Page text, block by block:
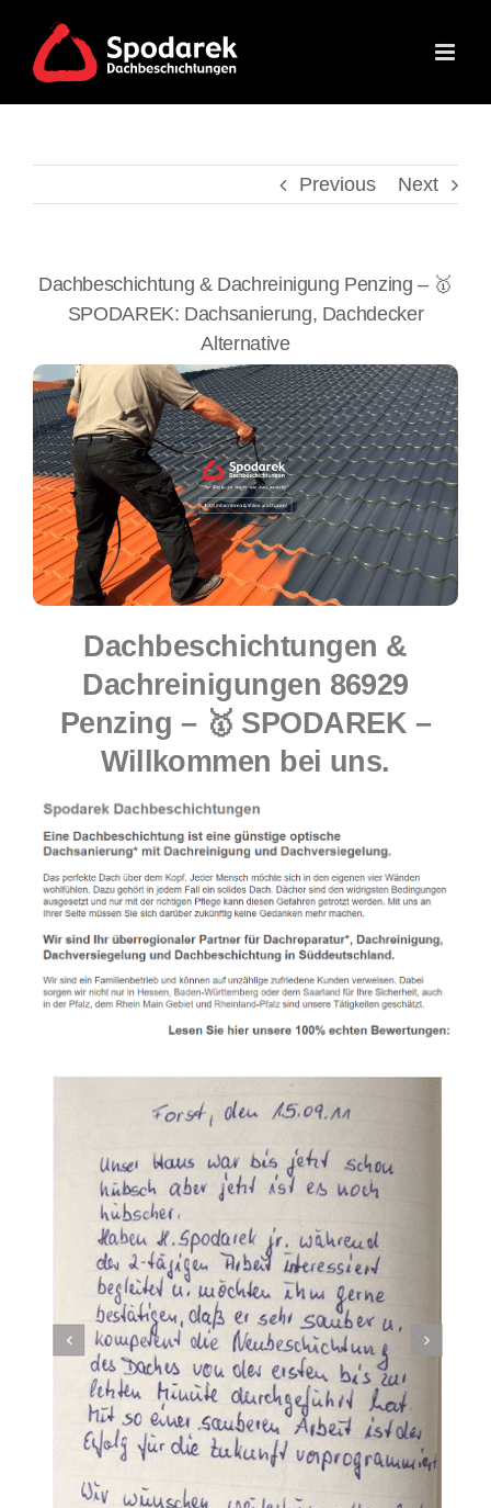
content
Previous Next
Dachbeschichtung & Dachreinigung Penzing – 🥇
SPODAREK: Dachsanierung, Dachdecker
Alternative
Dachbeschichtungen &
Dachreinigungen 86929
Penzing – 🥇 SPODAREK –
Willkommen bei uns.